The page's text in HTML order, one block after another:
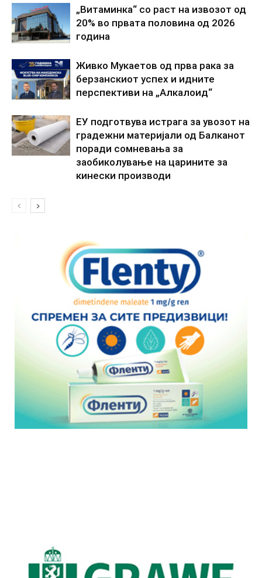
„Витаминка“ со раст на извозот од
20% во првата половина од 2026
година
Живко Мукаетов од прва рака за
берзанскиот успех и идните
перспективи на „Алкалоид“
ЕУ подготвува истрага за увозот на
градежни материјали од Балканот
поради сомневања за
заобиколување на царините за
кинески производи